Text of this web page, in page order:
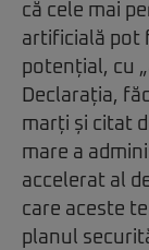
că cele mai
artificială pot
potențial, cu
Declarația,
marți și citat
mare a
accelerat al
care aceste
planul